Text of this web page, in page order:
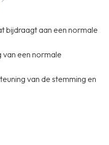
bijdraagt aan een normale
een normale
van de stemming en